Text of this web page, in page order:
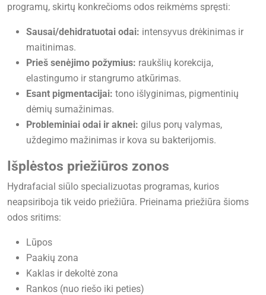
programų, skirtų konkrečioms odos reikmėms spręsti:
Sausai/dehidratuotai odai: intensyvus drėkinimas ir
maitinimas.
Prieš senėjimo požymius: raukšlių korekcija,
elastingumo ir stangrumo atkūrimas.
Esant pigmentacijai: tono išlyginimas, pigmentinių
dėmių sumažinimas.
Probleminiai odai ir aknei: gilus porų valymas,
uždegimo mažinimas ir kova su bakterijomis.
Išplėstos priežiūros zonos
Hydrafacial siūlo specializuotas programas, kurios
neapsiriboja tik veido priežiūra. Prieinama priežiūra šioms
odos sritims:
Lūpos
Paakių zona
Kaklas ir dekoltė zona
Rankos (nuo riešo iki peties)